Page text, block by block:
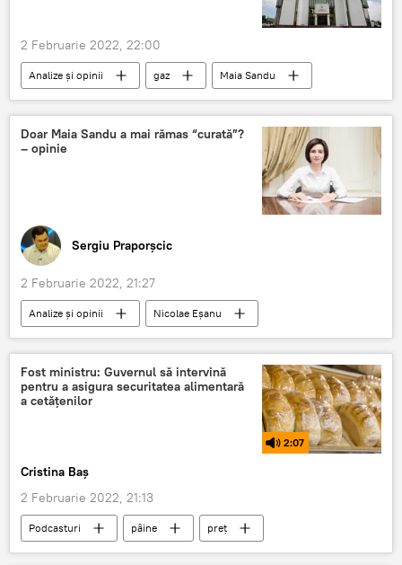
2 Februarie 2022, 22:00
Analize și opinii gaz
Maia Sandu
Natalia Gavrilița
tarif
Gazprom
Moscova
Doar Maia Sandu a mai rămas “curată”?
– opinie
Sergiu Praporșcic
2 Februarie 2022, 21:27
Analize și opinii
Nicolae Eșanu
Maia Sandu
corupție PAS
Fost ministru: Guvernul să intervină
pentru a asigura securitatea alimentară
a cetățenilor
2:07
Cristina Baș
2 Februarie 2022, 21:13
Podcasturi pâine
preț
scumpiri
Franzeluța Guvern